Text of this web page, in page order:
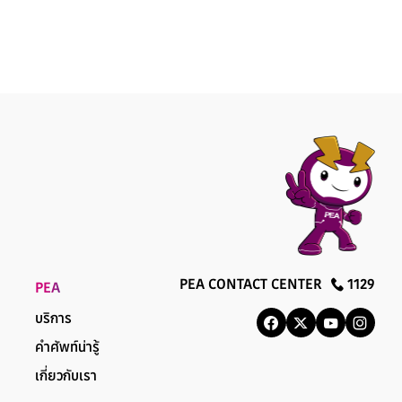
PEA
บริการ
คำศัพท์น่ารู้
เกี่ยวกับเรา
PEA CONTACT CENTER 1129